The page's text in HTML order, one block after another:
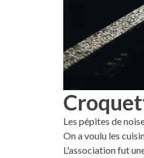
Les pépites de
On a voulu les
L'association fut